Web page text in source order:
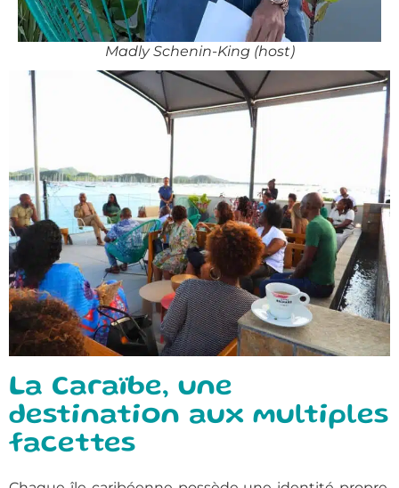
Madly Schenin-King (host)
La Caraïbe, une
destination aux multiples
facettes